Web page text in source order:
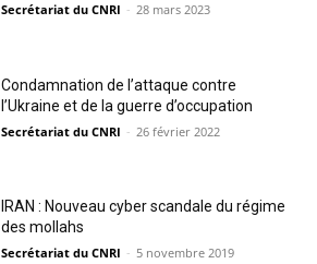
Secrétariat du CNRI - 28 mars 2023
Condamnation de l’attaque contre
l’Ukraine et de la guerre d’occupation
Secrétariat du CNRI - 26 février 2022
IRAN : Nouveau cyber scandale du régime
des mollahs
Secrétariat du CNRI - 5 novembre 2019